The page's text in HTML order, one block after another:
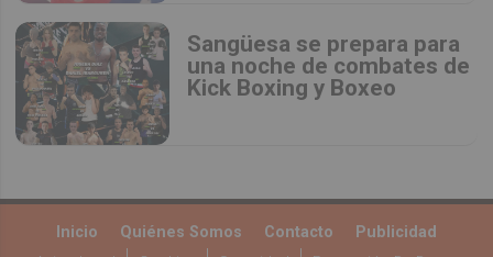
Sangüesa se prepara para
una noche de combates de
Kick Boxing y Boxeo
Inicio Quiénes Somos Contacto
Publicidad